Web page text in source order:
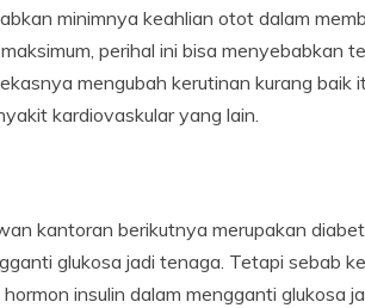
minimnya keahlian otot dalam
perihal ini bisa menyebabkan
mengubah kerutinan kurang baik
kardiovaskular yang lain.
kantoran berikutnya merupakan
glukosa jadi tenaga. Tetapi sebab
insulin dalam mengganti glukosa